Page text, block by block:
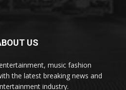
US
music fashion
the latest breaking news and
industry.